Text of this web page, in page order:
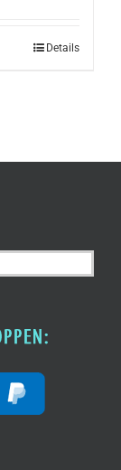
Details